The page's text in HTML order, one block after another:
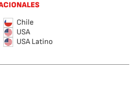
Chile
USA
USA Latino